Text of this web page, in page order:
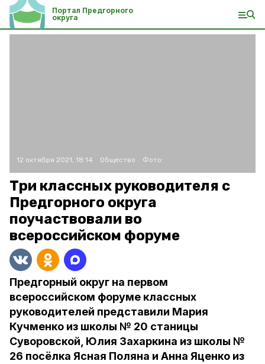
Портал Предгорного
округа
12 октября 2021, 18:14 Общество Фото:
Три классных руководителя с
Предгорного округа
поучаствовали во
всероссийском форуме
Предгорный округ на первом
всероссийском форуме классных
руководителей представили Мария
Кучменко из школы № 20 станицы
Суворовской, Юлия Захаркина из школы №
26 посёлка Ясная Поляна и Анна Яценко из